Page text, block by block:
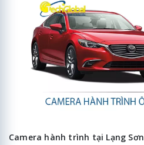
Camera hành trình tại Lạng Sơn